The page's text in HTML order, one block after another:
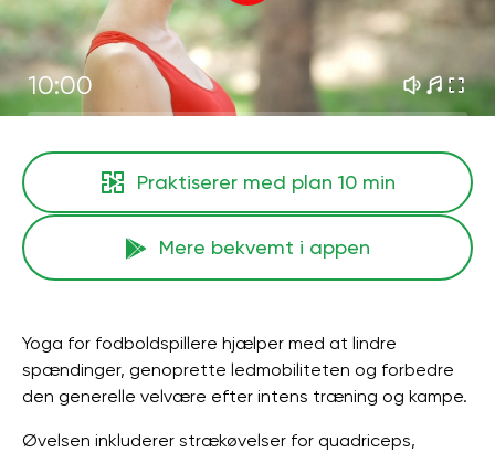
10:00
Praktiserer med plan 10 min
Mere bekvemt i appen
Yoga for fodboldspillere hjælper med at lindre
spændinger, genoprette ledmobiliteten og forbedre
den generelle velvære efter intens træning og kampe.
Øvelsen inkluderer strækøvelser for quadriceps,